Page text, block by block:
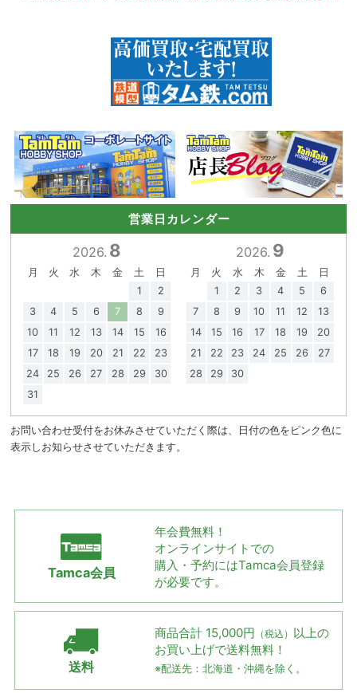
営業日カレンダー
2026. 8
月 火 水 木 金 土
日
1
2
3
4 5 6 7 8
9
10
11 12 13 14 15
16
17
18 19 20 21 22
23
24
25 26 27 28 29
30
31
2026. 9
月 火 水 木 金 土
日
1
2 3 4 5
6
7
8 9 10 11 12
13
14
15 16 17 18 19
20
21
22 23 24 25 26
27
28
29 30
お問い合わせ受付をお休みさせていただく際は、日付の色をピンク色に
表示しお知らせさせていただきます。
Tamca会員
年会費無料！
オンラインサイトでの
購入・予約にはTamca会員登録
が必要です。
送料
商品合計 15,000円 （税込） 以上の
お買い上げで送料無料！
※配送先：北海道・沖縄を除く。